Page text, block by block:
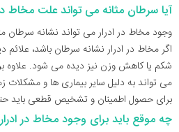
آیا سرطان مثانه می تواند علت مخاط
وجود مخاط در ادرار می تواند نشانه سرطان
اگر مخاط در ادرار نشانه سرطان باشد، علائم
شکم یا کاهش وزن نیز دیده می شود. علاوه
می تواند به دلیل سایر بیماری ها و مشکلات
برای حصول اطمینان و تشخیص قطعی باید
چه موقع باید برای وجود مخاط در